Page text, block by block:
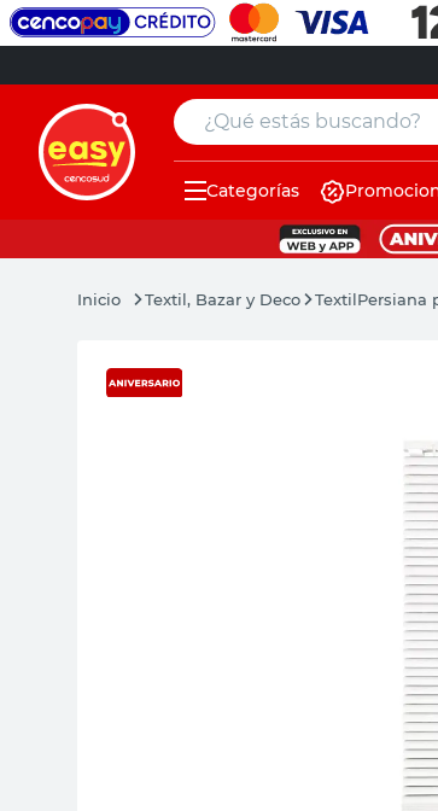
¿Qué estás buscando?
Categorías
Textil, Bazar y Deco TextilPersiana
muebles